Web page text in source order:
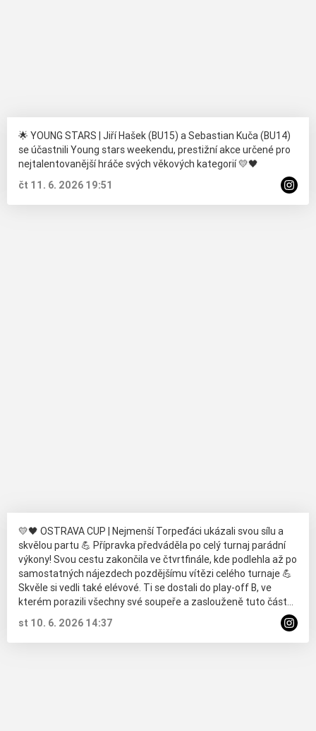
🌟 YOUNG STARS | Jiří Hašek (BU15) a Sebastian Kuča (BU14)
se účastnili Young stars weekendu, prestižní akce určené pro
nejtalentovanější hráče svých věkových kategorií 💛🖤
čt 11. 6. 2026 19:51
💛🖤 OSTRAVA CUP | Nejmenší Torpeďáci ukázali svou sílu a
skvělou partu 💪 Přípravka předváděla po celý turnaj parádní
výkony! Svou cestu zakončila ve čtvrtfinále, kde podlehla až po
samostatných nájezdech pozdějšímu vítězi celého turnaje 💪
Skvěle si vedli také elévové. Ti se dostali do play-off B, ve
kterém porazili všechny své soupeře a zaslouženě tuto část
turnaje ovládli 🏆
st 10. 6. 2026 14:37